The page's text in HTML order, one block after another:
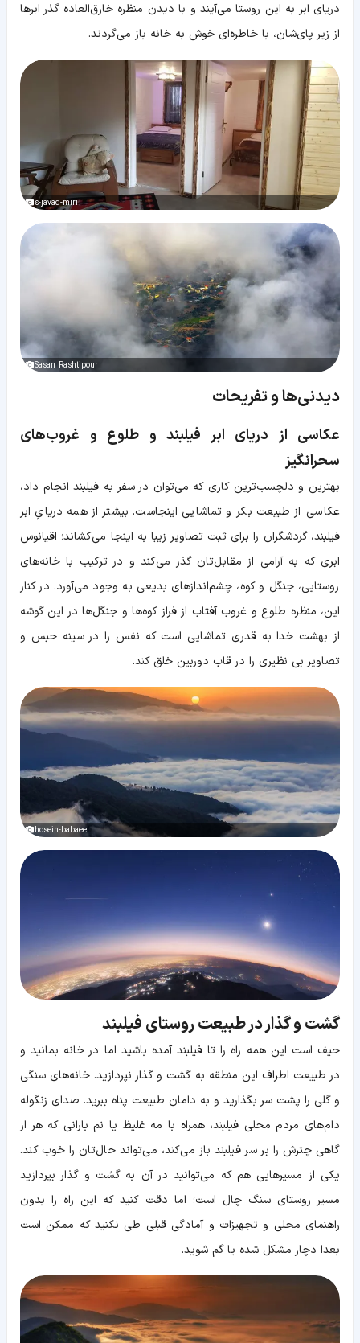
دریای ابر به این روستا می‌آیند و با دیدن منظره خارق‌العاده گذر ابرها
از زیر پای‌شان، با خاطر‌ه‌ای خوش به خانه باز می‌گردند.
s-javad-miri
Sasan Rashtipour
دیدنی‌ها و تفریحات
عکاسی از دریای ابر فیلبند و طلوع و غروب‌های
سحرانگیز
بهترین و دلچسب‌ترین کاری که می‌توان در سفر به فیلبند انجام داد،
عکاسی از طبیعت بکر و تماشایی اینجاست. بیشتر از همه دریایِ ابر
فیلبند، گردشگران را برای ثبت تصاویر زیبا به اینجا می‌کشاند؛ اقیانوس
ابری که به آرامی از مقابل‌تان گذر می‌کند و در ترکیب با خانه‌های
روستایی، جنگل و کوه، چشم‌اندازهای بدیعی به وجود می‌آورد. در کنار
این، منظره طلوع و غروب آفتاب از فراز کوه‌ها و جنگل‌ها در این گوشه
از بهشت خدا به قدری تماشایی است که نفس را در سینه حبس و
تصاویر بی نظیری را در قاب دوربین خلق ‌کند.
hosein-babaee
گشت و گذار در طبیعت روستای فیلبند
حیف است این همه راه را تا فیلبند آمده باشید اما در خانه بمانید و
در طبیعت اطراف این منطقه به گشت و گذار نپردازید. خانه‌های سنگی
و گلی را پشت سر بگذارید و به دامان طبیعت پناه ببرید. صدای زنگوله
دام‌های مردم محلی فیلبند، همراه با مه غلیظ یا نم بارانی که هر از
گاهی چترش را بر سر فیلبند باز می‌کند، می‌تواند حال‌تان را خوب کند.
یکی از مسیرهایی هم که می‌توانید در آن به گشت و گذار بپردازید
مسیر روستای سنگ چال است؛ اما دقت کنید که این راه را بدون
راهنمای محلی و تجهیزات و آمادگی قبلی طی نکنید که ممکن است
بعدا دچار مشکل شده یا گم شوید.